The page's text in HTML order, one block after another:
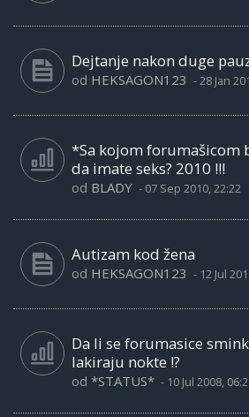
Dejtanje nakon duge
od HEKSAGON123 -28 Jan
*Sa kojom forumašicom
da imate seks? 2010 !!!
od BLADY - 07 Sep 2010, 22:22
Autizam kod žena
od HEKSAGON123 - 12 Jul
Da li se forumasice
lakiraju nokte !?
od *STATUS* - 10 Jul 2008,